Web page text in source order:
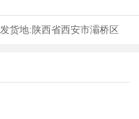
发货地:陕西省西安市灞桥区